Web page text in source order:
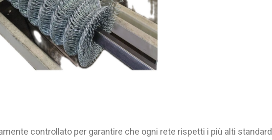
controllato per garantire che ogni rete rispetti i più alti standard